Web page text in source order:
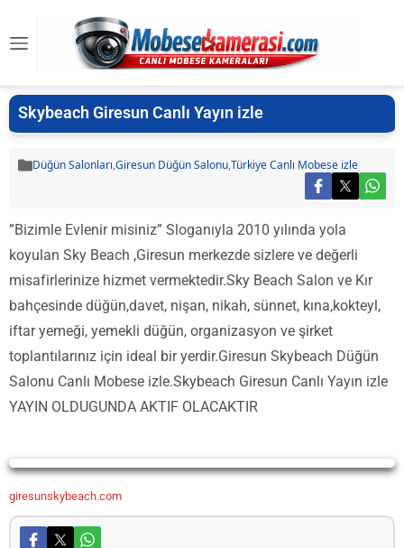
Skybeach Giresun Canlı Yayın izle
Düğün Salonları,Giresun Düğün Salonu,Türkiye Canlı Mobese izle
”Bizimle Evlenir misiniz” Sloganıyla 2010 yılında yola
koyulan Sky Beach ,Giresun merkezde sizlere ve değerli
misafirlerinize hizmet vermektedir.Sky Beach Salon ve Kır
bahçesinde düğün,davet, nişan, nikah, sünnet, kına,kokteyl,
iftar yemeği, yemekli düğün, organizasyon ve şirket
toplantılarınız için ideal bir yerdir.Giresun Skybeach Düğün
Salonu Canlı Mobese izle.Skybeach Giresun Canlı Yayın izle
YAYIN OLDUGUNDA AKTIF OLACAKTIR
Yayın Yükleniyor...
giresunskybeach.com